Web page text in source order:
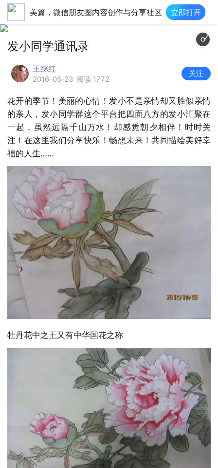
美篇，微信朋友圈内容创作与分享社区
发小同学通讯录
王继红
2016-05-23 阅读 1772
关注
花开的季节！美丽的心情！发小不是亲情却又胜似亲情
的亲人，发小同学群这个平台把四面八方的发小汇聚在
一起，虽然远隔千山万水！却感觉朝夕相伴！时时关
注！在这里我们分享快乐！畅想未来！共同描绘美好幸
福的人生……
牡丹花中之王又有中华国花之称